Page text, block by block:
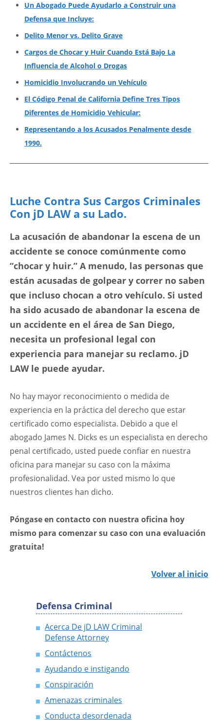
Un Abogado Puede Ayudarlo a Construir una
Defensa que Incluye:
Delito Menor vs. Delito Grave
Cargos de Chocar y Huir Cuando Está Bajo La
Influencia de Alcohol o Drogas
Homicidio Involucrando un Vehículo
El Código Penal de California Define Tres Tipos
Diferentes de Homicidio Vehicular:
Representando a los Acusados Penalmente desde
1990.
Luche Contra Sus Cargos Criminales
Con jD LAW a su Lado.
La acusación de abandonar la escena de un
accidente se conoce comúnmente como
“chocar y huir.” A menudo, las personas que
están acusadas de golpear y correr no saben
que incluso chocan a otro vehículo. Si usted
ha sido acusado de abandonar la escena de
un accidente en el área de San Diego,
necesita un profesional legal con
experiencia para manejar su reclamo. jD
LAW le puede ayudar.
No hay mayor reconocimiento o medida de
experiencia en la práctica del derecho que estar
certificado como especialista. Debido a que el
abogado James N. Dicks es un especialista en derecho
penal certificado, usted puede confiar en nuestra
oficina para manejar su caso con la máxima
profesionalidad. Vea por usted mismo lo que
nuestros clientes han dicho.
Póngase en contacto con nuestra oficina hoy
mismo para comenzar su caso con una evaluación
gratuita!
Volver al inicio
Defensa Criminal
Acerca De jD LAW Criminal
Defense Attorney
Contáctenos
Ayudando e instigando
Conspiración
Amenazas criminales
Conducta desordenada